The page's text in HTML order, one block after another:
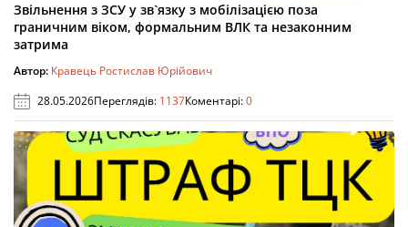
Звільнення з ЗСУ у зв`язку з мобілізацією поза
граничним віком, формальним ВЛК та незаконним
затрима
Автор: Кравець Ростислав Юрійович
28.05.2026Переглядів: 1137Коментарі:0